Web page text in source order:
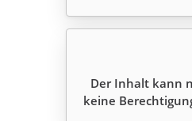
Der Inhalt kann
keine